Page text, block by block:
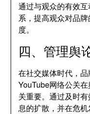
通过与观众的有效
系，提高观众对品
度。
四、管理舆
在社交媒体时代，品
YouTube网络公关
关重要。通过及时
息的扩散，并在危机